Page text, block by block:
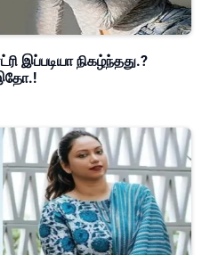
இப்படியா நிகழ்ந்தது.?